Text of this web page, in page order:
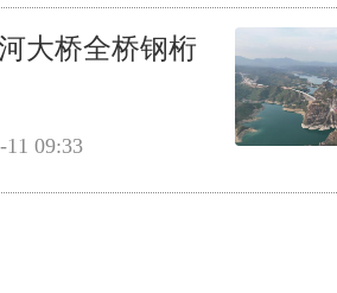
大桥全桥钢桁
11 09:33